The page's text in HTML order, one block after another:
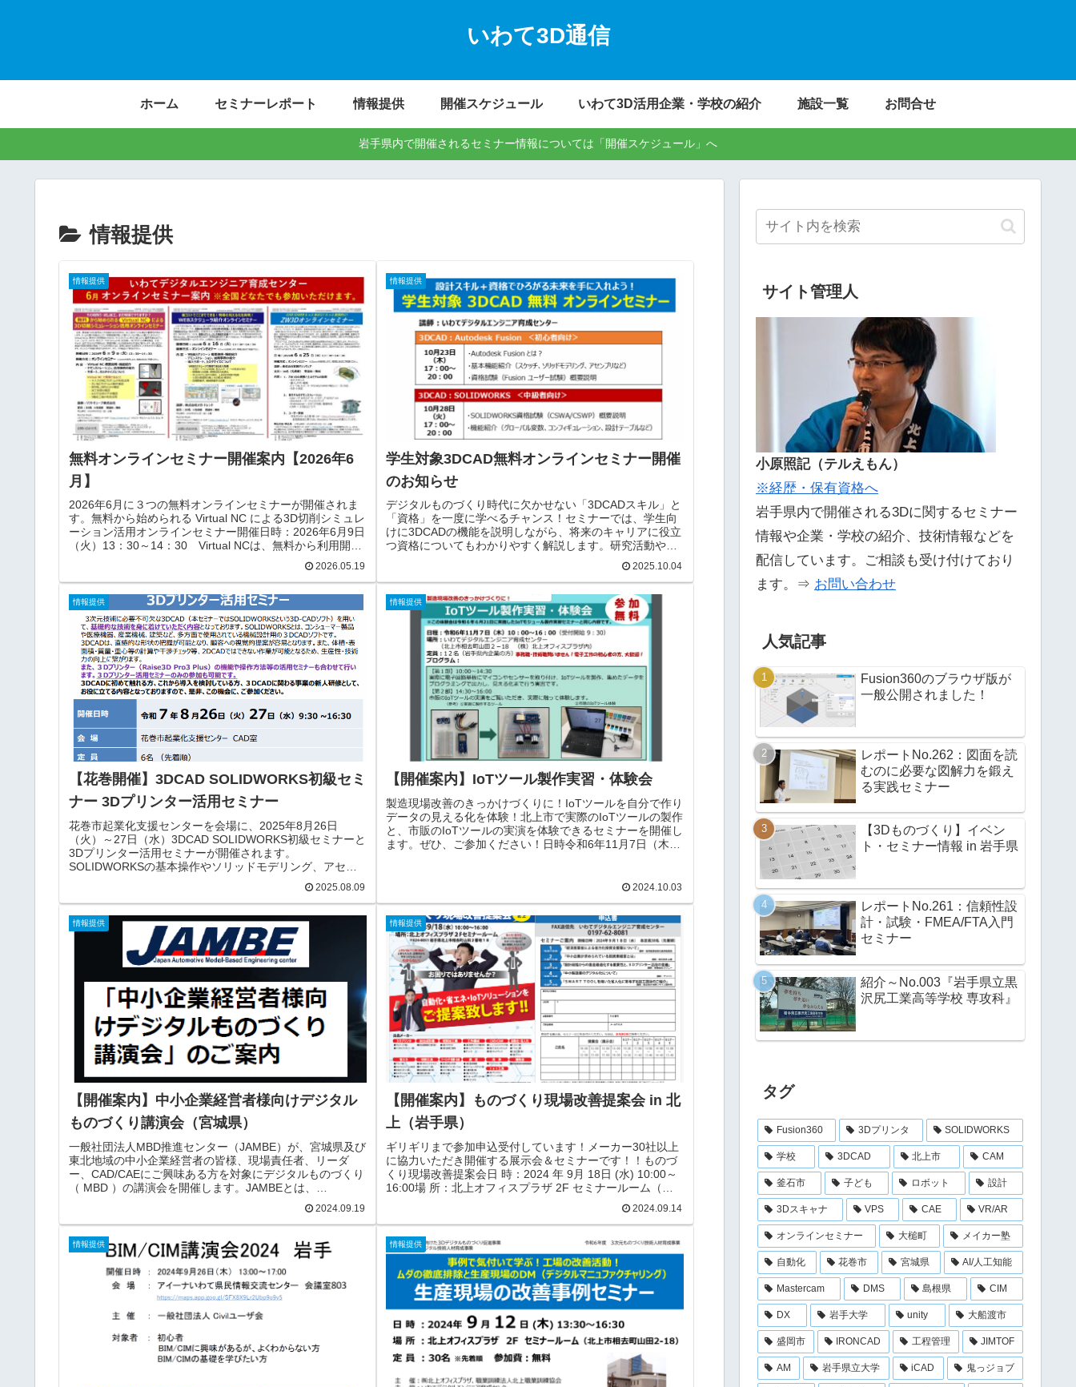
いわて3D通信
ホーム セミナーレポート 情報提供 開催スケジュール いわて3D活用企業・学校の紹介 施設一覧 お問合せ
岩手県内で開催されるセミナー情報については「開催スケジュール」へ
情報提供
情報提供
無料オンラインセミナー開催案内【2026年6
月】
2026年6月に３つの無料オンラインセミナーが開催されま
す。無料から始められる Virtual NC による3D切削シミュレ
ーション活用オンラインセミナー開催日時：2026年6月9日
（火）13：30～14：30 Virtual NCは、無料から利用開始
できるうえ、サブスクリプション形式で低コストに運用可
能な加工シミュレーションツールです。マシニングセンタ
と旋盤の２種類のソフトがあり、無料で使えるFree版の
他、Standard、Professional、Ultimateがあります。無料の
Free版は、シミュレーションの実行が１日５回までの制限
があります。Standardの場合は月５千円（税抜）...
2026.05.19
情報提供
学生対象3DCAD無料オンラインセミナー開催
のお知らせ
デジタルものづくり時代に欠かせない「3DCADスキル」と
「資格」を一度に学べるチャンス！セミナーでは、学生向
けに3DCADの機能を説明しながら、将来のキャリアに役立
つ資格についてもわかりやすく解説します。研究活動や就
職活動で求められるスキルを身につけたい方や資格取得を
目指したい方など、ぜひ、この機会にご参加ください。将
来のキャリアに活かせるスキルと資格を、今から一緒に準
備しましょう！対象：岩手県内の学生限定形式：オンライ
ン（Zoom）※環境は各自ご準備ください。講師：いわて
デジタルエンジニア育成センター３DCAD：Autodesk
Fusion＜初級者向け＞開催日時：2025年10月23日（木...
2025.10.04
情報提供
【花巻開催】3DCAD SOLIDWORKS初級セミ
ナー 3Dプリンター活用セミナー
花巻市起業化支援センターを会場に、2025年8月26日
（火）～27日（水）3DCAD SOLIDWORKS初級セミナーと
3Dプリンター活用セミナーが開催されます。
SOLIDWORKSの基本操作やソリッドモデリング、アセン
ブリ（組立）、図面作成機能などの習得ができます。当日
は、花巻市起業化支援センターにある3Dプリンター
（Raise3D Pro3 Plus）の機能や操作方法等の活用セミナー
も合わせて行われますので、ぜひ、この機会に参加くださ
い。募集チラシ花巻市起業化支援センター
2025.08.09
情報提供
【開催案内】IoTツール製作実習・体験会
製造現場改善のきっかけづくりに！IoTツールを自分で作り
データの見える化を体験！北上市で実際のIoTツールの製作
と、市販のIoTツールの実演を体験できるセミナーを開催し
ます。ぜひ、ご参加ください！日時令和6年11月7日（木曜
山田2ー18）対象者岩手県内企業の方、支援機関の方定
11月5日（火曜日）17時まで（注）定員に達した場合、予
告なしに申し込みを締め切らせていただきます。連絡事
項...
2024.10.03
情報提供
【開催案内】中小企業経営者様向けデジタル
ものづくり講演会（宮城県）
一般社団法人MBD推進センター（JAMBE）が、宮城県及び
東北地域の中小企業経営者の皆様、現場責任者、リーダ
ー、CAD/CAEにご興味ある方を対象にデジタルものづくり
（ MBD ）の講演会を開催します。JAMBEとは、
JAMBE（Japan Automotive Model-Based Engineering
center）は、日本の自動車産業の国際競争力向上に貢献す
べく、産学官で連携しMBD技術の普及と高度化を目的とし
て設立された組織です。趣旨諸外国では、MBDによる意思
の疎通を図ったデジタル積極活用によるモノづくりが浸透
してきており、その効果が開発期間の短縮などに見られま
す。一方、国内の自...
2024.09.19
情報提供
【開催案内】ものづくり現場改善提案会 in 北
上（岩手県）
ギリギリまで参加申込受付しています！メーカー30社以上
に協力いただき開催する展示会＆セミナーです！！ものづ
くり現場改善提案会日 時：2024 年 9月 18日 (水) 10:00～
16:00場 所：北上オフィスプラザ 2F セミナールーム（北
上市相去町山田 2-18）主 催：株式会社北上オフィスプラ
ザ、職業訓練法人北上職業訓練協会主 管：いわてデジタル
エンジニア育成センター協 力：岩手県、北上市、岩手大学
金型技術研究センター、㈱山善チラシ・申込書［ダウンロ
ード］チラシ＆申込書PDF【申込フォーム】セミナーセミ
ナー①10:20～10:50『経済産業省による省力化投資支援策
について 』 経済産業省...
2024.09.14
情報提供 情報提供
サイト管理人
小原照記（テルえもん）
※経歴・保有資格へ
岩手県内で開催される3Dに関するセミナー
情報や企業・学校の紹介、技術情報などを
配信しています。ご相談も受け付けており
ます。⇒ お問い合わせ
人気記事
Fusion360のブラウザ版が
一般公開されました！
レポートNo.262：図面を読
むのに必要な図解力を鍛え
る実践セミナー
【3Dものづくり】イベン
ト・セミナー情報 in 岩手県
レポートNo.261：信頼性設
計・試験・FMEA/FTA入門
セミナー
紹介～No.003『岩手県立黒
沢尻工業高等学校 専攻科』
タグ
Fusion360 3Dプリンタ SOLIDWORKS
学校 3DCAD 北上市 CAM
釜石市 子ども ロボット 設計
3Dスキャナ VPS CAE VR/AR
オンラインセミナー 大槌町 メイカー塾
自動化 花巻市 宮城県 AI/人工知能
Mastercam DMS 島根県 CIM
DX 岩手大学 unity 大船渡市
盛岡市 IRONCAD 工程管理 JIMTOF
AM 岩手県立大学 iCAD 鬼っジョブ